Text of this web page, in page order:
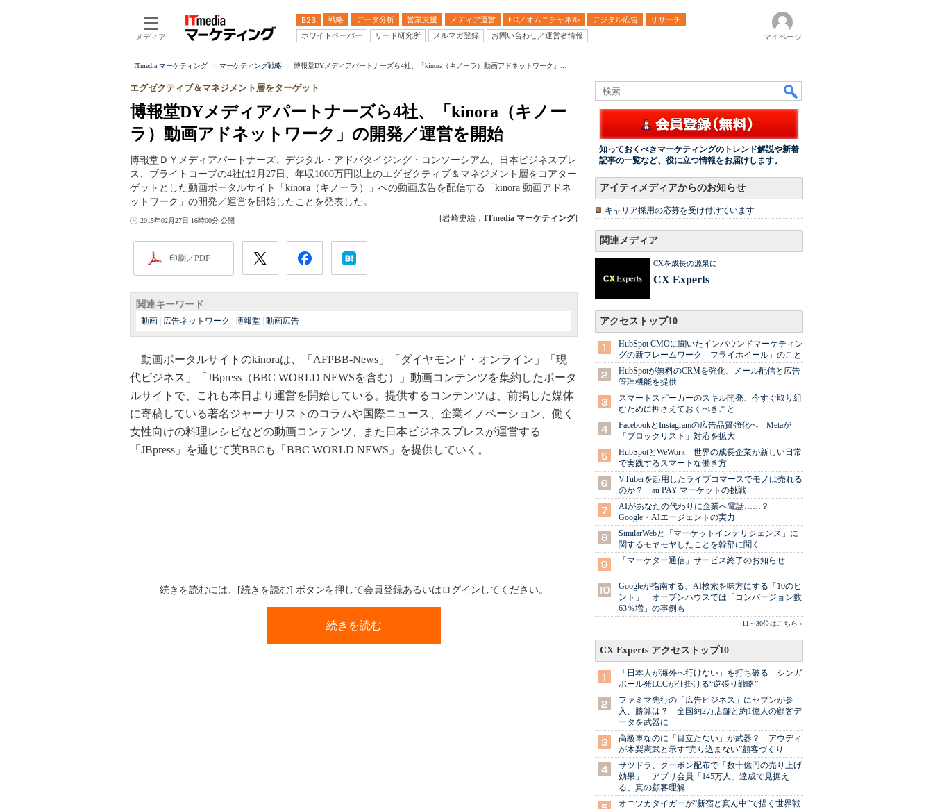
メディア
B2B 戦略 データ分析 営業支援 メディア運営 EC／オムニチャネル デジタル広告
リサーチ
ホワイトペーパー
リード研究所 メルマガ登録 お問い合わせ／運営者情報 マイページ
ITmedia マーケティング マーケティング戦略 博報堂DYメディアパートナーズら4社、「kinora（キノーラ）動画アドネットワーク」...
博報堂DYメディアパートナーズら4社、「kinora（キノー
ラ）動画アドネットワーク」の開発／運営を開始
エグゼクティブ＆マネジメント層をターゲット
博報堂ＤＹメディアパートナーズ、デジタル・アドバタイジング・コンソーシアム、日本ビジネスプレ
ス、ブライトコーブの4社は2月27日、年収1000万円以上のエグゼクティブ＆マネジメント層をコアター
ゲットとした動画ポータルサイト「kinora（キノーラ）」への動画広告を配信する「kinora 動画アドネ
ットワーク」の開発／運営を開始したことを発表した。
2015年02月27日 16時00分 公開 [岩崎史絵， ITmedia マーケティング]
印刷／PDF
関連キーワード
動画 広告ネットワーク 博報堂 動画広告
動画ポータルサイトのkinoraは、「AFPBB-News」「ダイヤモンド・オンライン」「現
代ビジネス」「JBpress（BBC WORLD NEWSを含む）」動画コンテンツを集約したポータ
ルサイトで、これも本日より運営を開始している。提供するコンテンツは、前掲した媒体
に寄稿している著名ジャーナリストのコラムや国際ニュース、企業イノベーション、働く
女性向けの料理レシピなどの動画コンテンツ、また日本ビジネスプレスが運営する
「JBpress」を通じて英BBCも「BBC WORLD NEWS」を提供していく。
続きを読むには、[続きを読む] ボタンを押して会員登録あるいはログインしてください。
続きを読む
知っておくべきマーケティングのトレンド解説や新着
記事の一覧など、役に立つ情報をお届けします。
アイティメディアからのお知らせ
キャリア採用の応募を受け付けています
関連メディア
CXを成長の源泉に
CX Experts
アクセストップ10
HubSpot CMOに聞いたインバウンドマーケティン
グの新フレームワーク「フライホイール」のこと
HubSpotが無料のCRMを強化、メール配信と広告
管理機能を提供
スマートスピーカーのスキル開発、今すぐ取り組
むために押さえておくべきこと
FacebookとInstagramの広告品質強化へ Metaが
「ブロックリスト」対応を拡大
HubSpotとWeWork 世界の成長企業が新しい日常
で実践するスマートな働き方
VTuberを起用したライブコマースでモノは売れる
のか？ au PAY マーケットの挑戦
AIがあなたの代わりに企業へ電話……？
Google・AIエージェントの実力
SimilarWebと「マーケットインテリジェンス」に
関するモヤモヤしたことを幹部に聞く
「マーケター通信」サービス終了のお知らせ
Googleが指南する、AI検索を味方にする「10のヒ
ント」 オープンハウスでは「コンバージョン数
63％増」の事例も
11～30位はこちら »
CX Experts アクセストップ10
「日本人が海外へ行けない」を打ち破る シンガ
ポール発LCCが仕掛ける“逆張り戦略”
ファミマ先行の「広告ビジネス」にセブンが参
入、勝算は？ 全国約2万店舗と約1億人の顧客デ
ータを武器に
高級車なのに「目立たない」が武器？ アウディ
が木梨憲武と示す“売り込まない”顧客づくり
サツドラ、クーポン配布で「数十億円の売り上げ
効果」 アプリ会員「145万人」達成で見据え
る、真の顧客理解
オニツカタイガーが“新宿ど真ん中”で描く世界戦